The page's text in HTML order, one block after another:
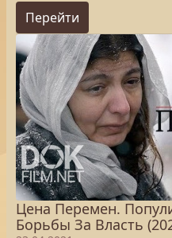
Перейти
Цена Перемен.
Борьбы За Власть